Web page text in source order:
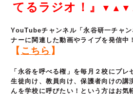
てるラジオ！』
YouTubeチャンネル「永谷研一チャ
ナーに関連した動画やライブを発信中！
【 こちら 】
「永谷を呼べる権」を毎月２校にプレ
生徒向け、教員向け、保護者向けの講
んを学校に呼びたい！という方はお気